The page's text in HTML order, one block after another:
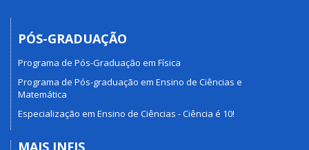
PÓS-GRADUAÇÃO
Programa de Pós-Graduação em Física
Programa de Pós-graduação em Ensino de Ciências e
Matemática
Especialização em Ensino de Ciências - Ciência é 10!
MAIS INFIS